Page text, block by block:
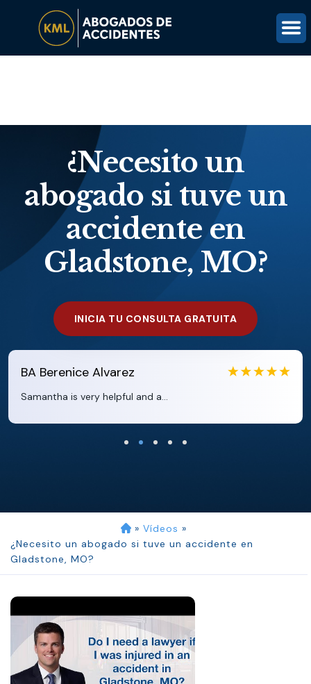
OBTÉN UNA REVISIÓN GRATUITA DEL CASO
¿Necesito un
abogado si tuve un
accidente en
Gladstone, MO?
INICIA TU CONSULTA GRATUITA
BA Berenice Alvarez
Samantha is very helpful and a...
» Vídeos »
¿Necesito un abogado si tuve un accidente en
Gladstone, MO?